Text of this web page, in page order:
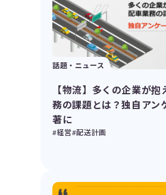
話題・ニュース
【物流】多くの企業が抱
務の課題とは？独自アン
著に
#経営#配送計画